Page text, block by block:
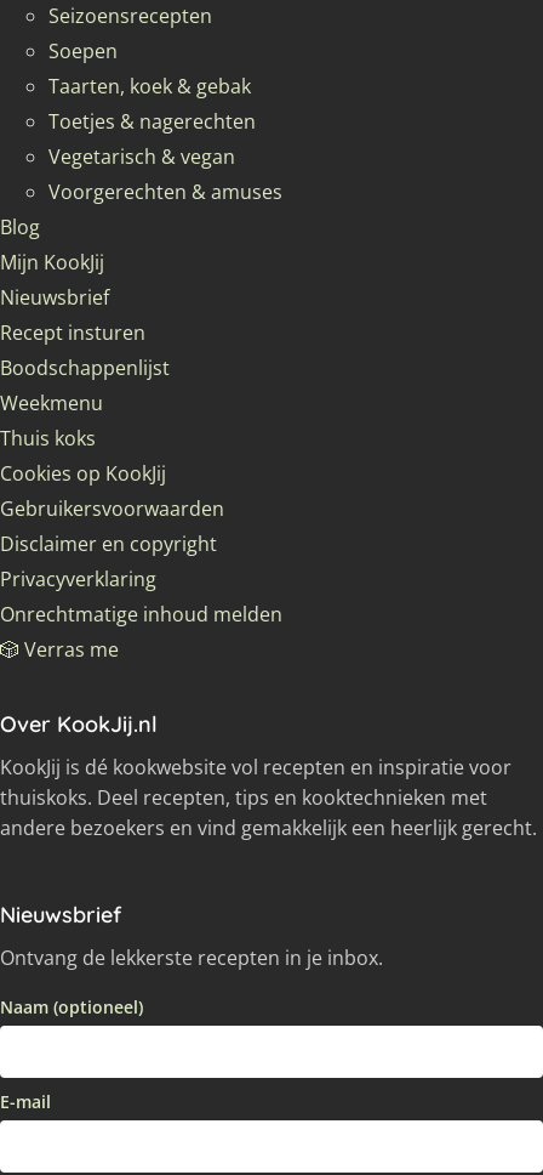
Seizoensrecepten
Soepen
Taarten, koek & gebak
Toetjes & nagerechten
Vegetarisch & vegan
Voorgerechten & amuses
Blog
Mijn KookJij
Nieuwsbrief
Recept insturen
Boodschappenlijst
Weekmenu
Thuis koks
Cookies op KookJij
Gebruikersvoorwaarden
Disclaimer en copyright
Privacyverklaring
Onrechtmatige inhoud melden
🎲 Verras me
Over KookJij.nl
KookJij is dé kookwebsite vol recepten en inspiratie voor
thuiskoks. Deel recepten, tips en kooktechnieken met
andere bezoekers en vind gemakkelijk een heerlijk gerecht.
Nieuwsbrief
Ontvang de lekkerste recepten in je inbox.
Naam (optioneel)
E-mail